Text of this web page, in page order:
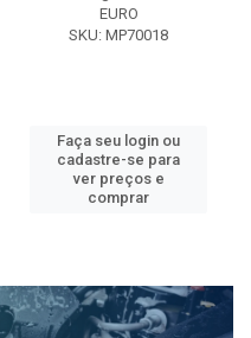
EURO
SKU: MP70018
Faça seu login ou
cadastre-se para
ver preços e
comprar